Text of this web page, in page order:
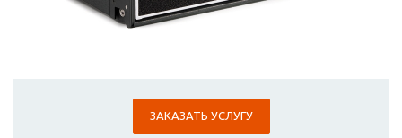
ЗАКАЗАТЬ УСЛУГУ